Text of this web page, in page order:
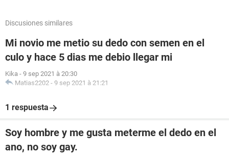
Discusiones similares
Mi novio me metio su dedo con semen en el
culo y hace 5 dias me debio llegar mi
Kika - 9 sep 2021 à 20:30
Matias2202 - 9 sep 2021 à 21:21
1 respuesta
Soy hombre y me gusta meterme el dedo en el
ano, no soy gay.